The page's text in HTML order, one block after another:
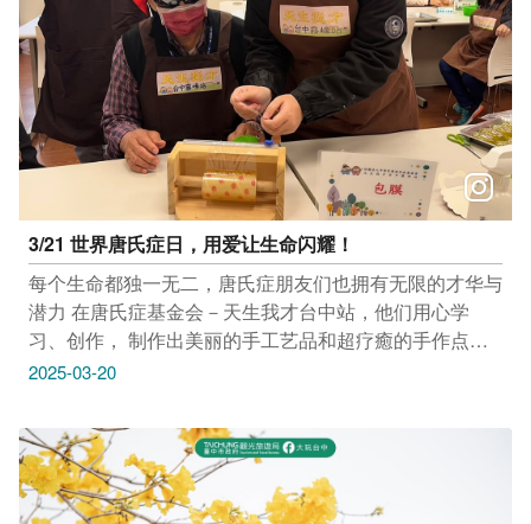
3/21 世界唐氏症日，用爱让生命闪耀！
每个生命都独一无二，唐氏症朋友们也拥有无限的才华与
潜力 在唐氏症基金会－天生我才台中站，他们用心学
习、创作， 制作出美丽的手工艺品和超疗癒的手作点心
你的关注与支援，就是他们最大的力量 一起为他们加
址：台中市雾峰区大同路16号2楼 #天生我才台中南屯站
地址：台中市南屯区公益路二段296号 感谢 天生我才台
中雾峰站 提供授权照片 只要Tag@taichungtravels 就有
机会让你的美照在大玩台中FB、IG、微博及台中观光旅
2025-03-20